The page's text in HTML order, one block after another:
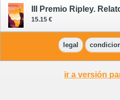
15.15 €
legal
ir a versión